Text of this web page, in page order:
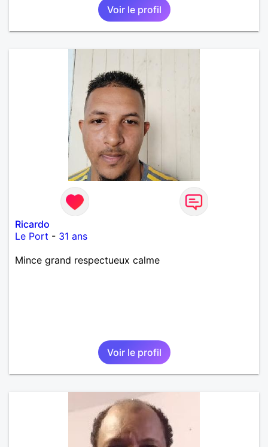
Voir le profil
Ricardo
Le Port - 31 ans
Mince grand respectueux calme
Voir le profil